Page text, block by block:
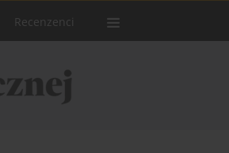
Recenzenci